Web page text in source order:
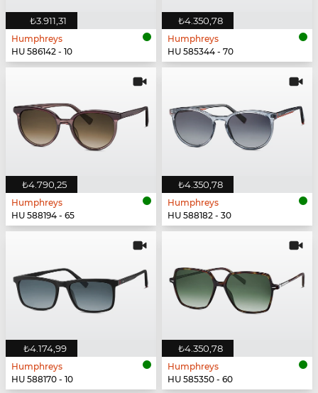
₺3.911,31
Humphreys
HU 586142 - 10
₺4.350,78
Humphreys
HU 585344 - 70
₺4.790,25
Humphreys
HU 588194 - 65
₺4.350,78
Humphreys
HU 588182 - 30
₺4.174,99
Humphreys
HU 588170 - 10
₺4.350,78
Humphreys
HU 585350 - 60